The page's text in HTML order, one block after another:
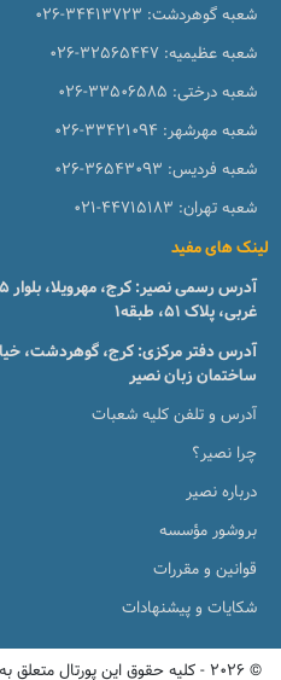
شعبه گوهردشت: 026-34413723
شعبه عظیمیه: 026-32565447
شعبه درختی: 026-33506585
شعبه مهرشهر: 026-33421094
شعبه فردیس: 026-36543093
شعبه تهران: 021-44715183
لینک های مفید
غربی، پلاک 51، طبقه1
ساختمان زبان نصیر
آدرس و تلفن کلیه شعبات
چرا نصیر؟
درباره نصیر
بروشور مؤسسه
قوانین و مقررات
شکایات و پیشنهادات
© 2026 - کلیه حقوق این پورتال